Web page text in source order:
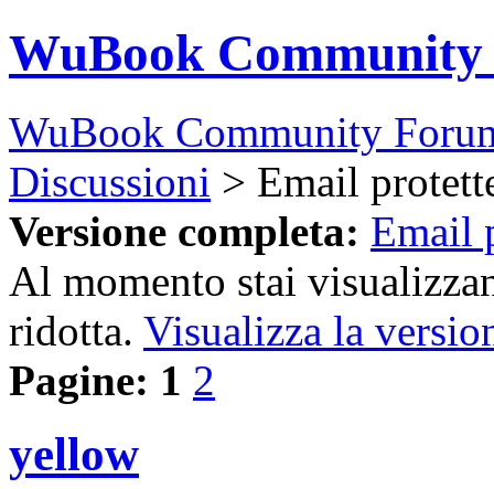
WuBook
WuBook Community
Discussioni > Email
Versione completa: Email
Al momento stai
ridotta. Visualizza la
Pagine: 1 2
yellow